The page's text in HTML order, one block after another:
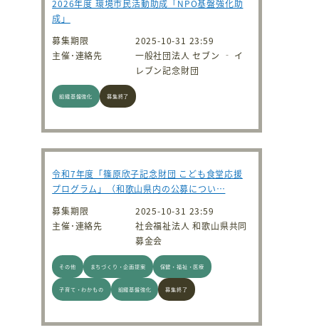
2026年度 環境市民活動助成「NPO基盤強化助
成」
募集期限
2025-10-31 23:59
主催･連絡先
一般社団法人 セブン ‐ イ
レブン記念財団
組織基盤強化 募集終了
令和7年度「篠原欣子記念財団 こども食堂応援
プログラム」（和歌山県内の公募につい…
募集期限
2025-10-31 23:59
主催･連絡先
社会福祉法人 和歌山県共同
募金会
その他 まちづくり・企画提案 保健・福祉・医療
子育て・わかもの 組織基盤強化 募集終了